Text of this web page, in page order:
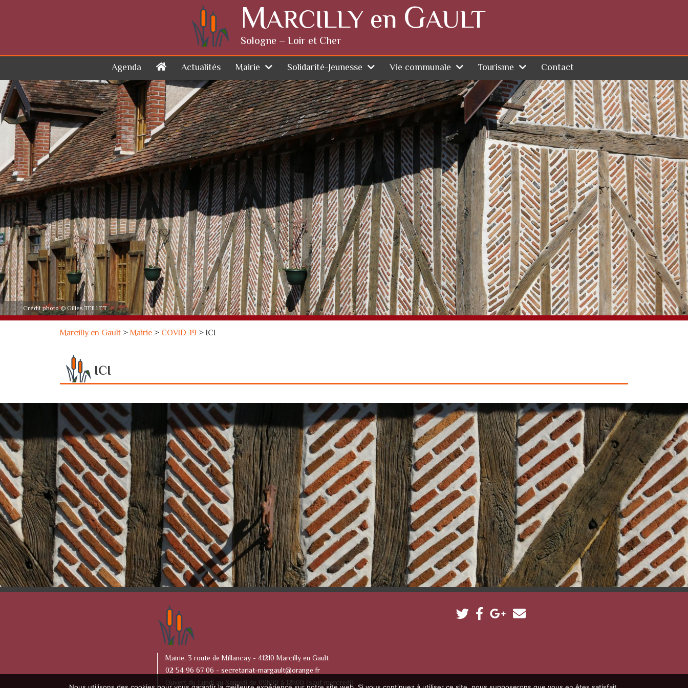
MARCILLY en GAULT
Sologne – Loir et Cher
Agenda Actualités Mairie Solidarité-Jeunesse Vie communale Tourisme Contact
Crédit photo © Gilles TEILLET
Marcilly en Gault > Mairie > COVID-19 > ICI
ICI
Mairie, 3 route de Millancay - 41210 Marcilly en Gault
02 54 96 67 06 - secretariat-margault@orange.fr
Ouvert du Lundi au Samedi de 09h00 à 12h00 (sauf mercredi)